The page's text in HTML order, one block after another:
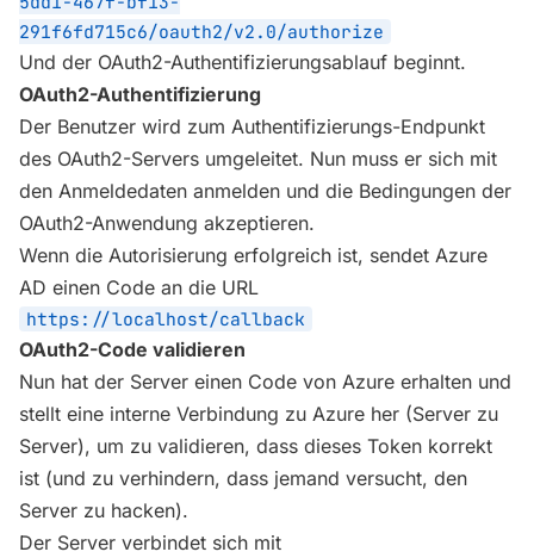
291f6fd715c6/oauth2/v2.0/authorize
Und der OAuth2-Authentifizierungsablauf beginnt.
OAuth2-Authentifizierung
Der Benutzer wird zum Authentifizierungs-Endpunkt
des OAuth2-Servers umgeleitet. Nun muss er sich mit
den Anmeldedaten anmelden und die Bedingungen der
OAuth2-Anwendung akzeptieren.
Wenn die Autorisierung erfolgreich ist, sendet Azure
AD einen Code an die URL
https://localhost/callback
OAuth2-Code validieren
Nun hat der Server einen Code von Azure erhalten und
stellt eine interne Verbindung zu Azure her (Server zu
Server), um zu validieren, dass dieses Token korrekt
ist (und zu verhindern, dass jemand versucht, den
Server zu hacken).
Der Server verbindet sich mit